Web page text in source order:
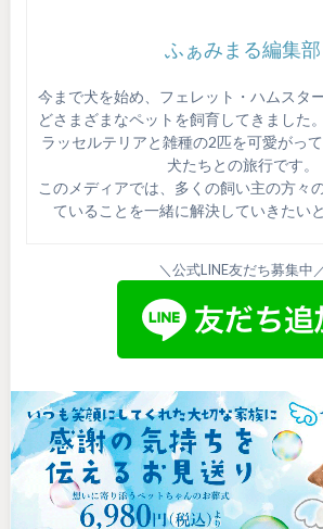
ふぁみまる編集部
今まで犬を始め、フェレット・ハムスタ
どさまざまなペットを飼育してきました
ラッセルテリアと雑種の2匹を可愛がっ
犬たちとの旅行です。
このメディアでは、多くの飼い主の方々
ていることを一緒に解決していきたい
＼公式LINE友だち募集中